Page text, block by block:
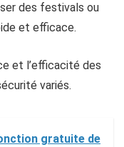
des festivals ou
et efficace.
et l’efficacité des
variés.
gratuite de